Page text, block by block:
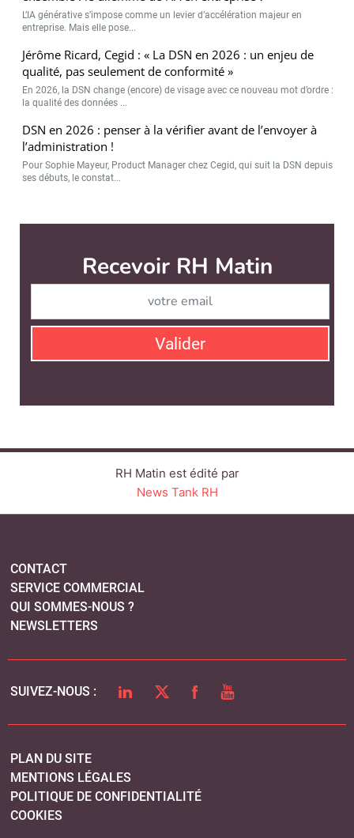
L’IA générative s’impose comme un levier d’accélération majeur en
entreprise. Mais elle pose...
Jérôme Ricard, Cegid : « La DSN en 2026 : un enjeu de
qualité, pas seulement de conformité »
En 2026, la DSN change (encore) de visage avec ce nouveau mot d’ordre :
la qualité des données ...
DSN en 2026 : penser à la vérifier avant de l’envoyer à
l’administration !
Pour Sophie Mayeur, Product Manager chez Cegid, qui suit la DSN depuis
ses débuts, le constat...
RH Matin est édité par
QUI SOMMES-NOUS ?
LINKEDINTWITTERFACEBOOK
MENTIONS LÉGALES
POLITIQUE DE CONFIDENTIALITÉ
COOKIES